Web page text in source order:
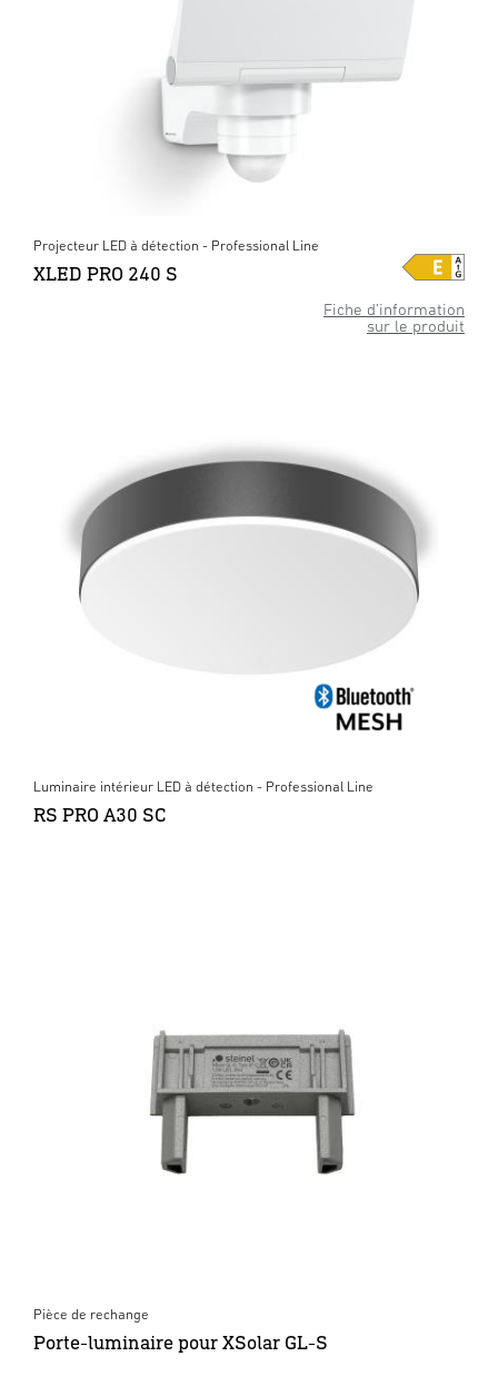
Fiche d’information
sur le produit
Projecteur LED à détection - Professional Line
XLED PRO 240 S
Luminaire intérieur LED à détection - Professional Line
RS PRO A30 SC
Pièce de rechange
Porte-luminaire pour XSolar GL-S